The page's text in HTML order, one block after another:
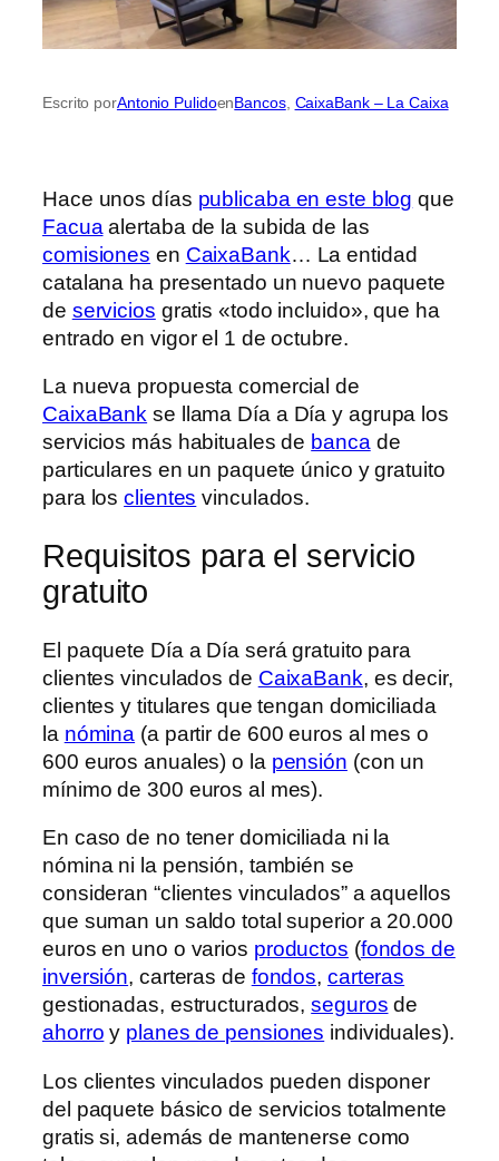
Escrito porAntonio PulidoenBancos, CaixaBank – La Caixa
Hace unos días publicaba en este blog que
Facua alertaba de la subida de las
comisiones en CaixaBank… La entidad
catalana ha presentado un nuevo paquete
de servicios gratis «todo incluido», que ha
entrado en vigor el 1 de octubre.
La nueva propuesta comercial de
CaixaBank se llama Día a Día y agrupa los
servicios más habituales de banca de
particulares en un paquete único y gratuito
para losclientes vinculados.
Requisitos para el servicio
gratuito
El paquete Día a Día será gratuito para
clientes vinculados de CaixaBank, es decir,
clientes y titulares que tengan domiciliada
la nómina (a partir de 600 euros al mes o
600 euros anuales) o la pensión (con un
mínimo de 300 euros al mes).
En caso de no tener domiciliada ni la
nómina ni la pensión, también se
consideran “clientes vinculados” a aquellos
que suman un saldo total superior a 20.000
euros en uno o varios productos (fondos de
inversión, carteras de fondos, carteras
gestionadas, estructurados,seguros de
ahorro y planes de pensiones individuales).
Los clientes vinculados pueden disponer
del paquete básico de servicios totalmente
gratis si, además de mantenerse como